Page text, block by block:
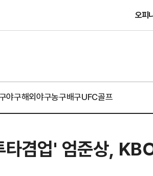
오피
야구해외야구농구배구UFC골프
겸업' 엄준상,